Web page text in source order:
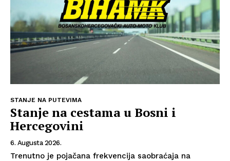
STANJE NA PUTEVIMA
Stanje na cestama u Bosni i
Hercegovini
6. Augusta 2026.
Trenutno je pojačana frekvencija saobraćaja na